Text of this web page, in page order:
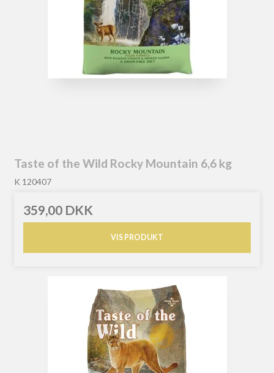
Taste of the Wild Rocky Mountain 6,6 kg
K 120407
359,00 DKK
VIS PRODUKT